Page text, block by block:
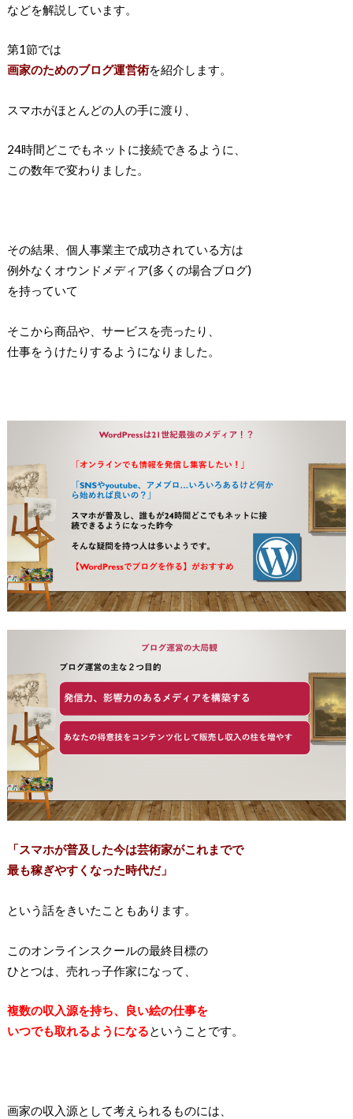
などを解説しています。
第1節では
画家のためのブログ運営術を紹介します。
スマホがほとんどの人の手に渡り、
24時間どこでもネットに接続できるように、
この数年で変わりました。
その結果、個人事業主で成功されている方は
例外なくオウンドメディア(多くの場合ブログ)
を持っていて
そこから商品や、サービスを売ったり、
仕事をうけたりするようになりました。
「スマホが普及した今は芸術家がこれまでで
最も稼ぎやすくなった時代だ」
という話をきいたこともあります。
このオンラインスクールの最終目標の
ひとつは、売れっ子作家になって、
複数の収入源を持ち、良い絵の仕事を
いつでも取れるようになるということです。
画家の収入源として考えられるものには、